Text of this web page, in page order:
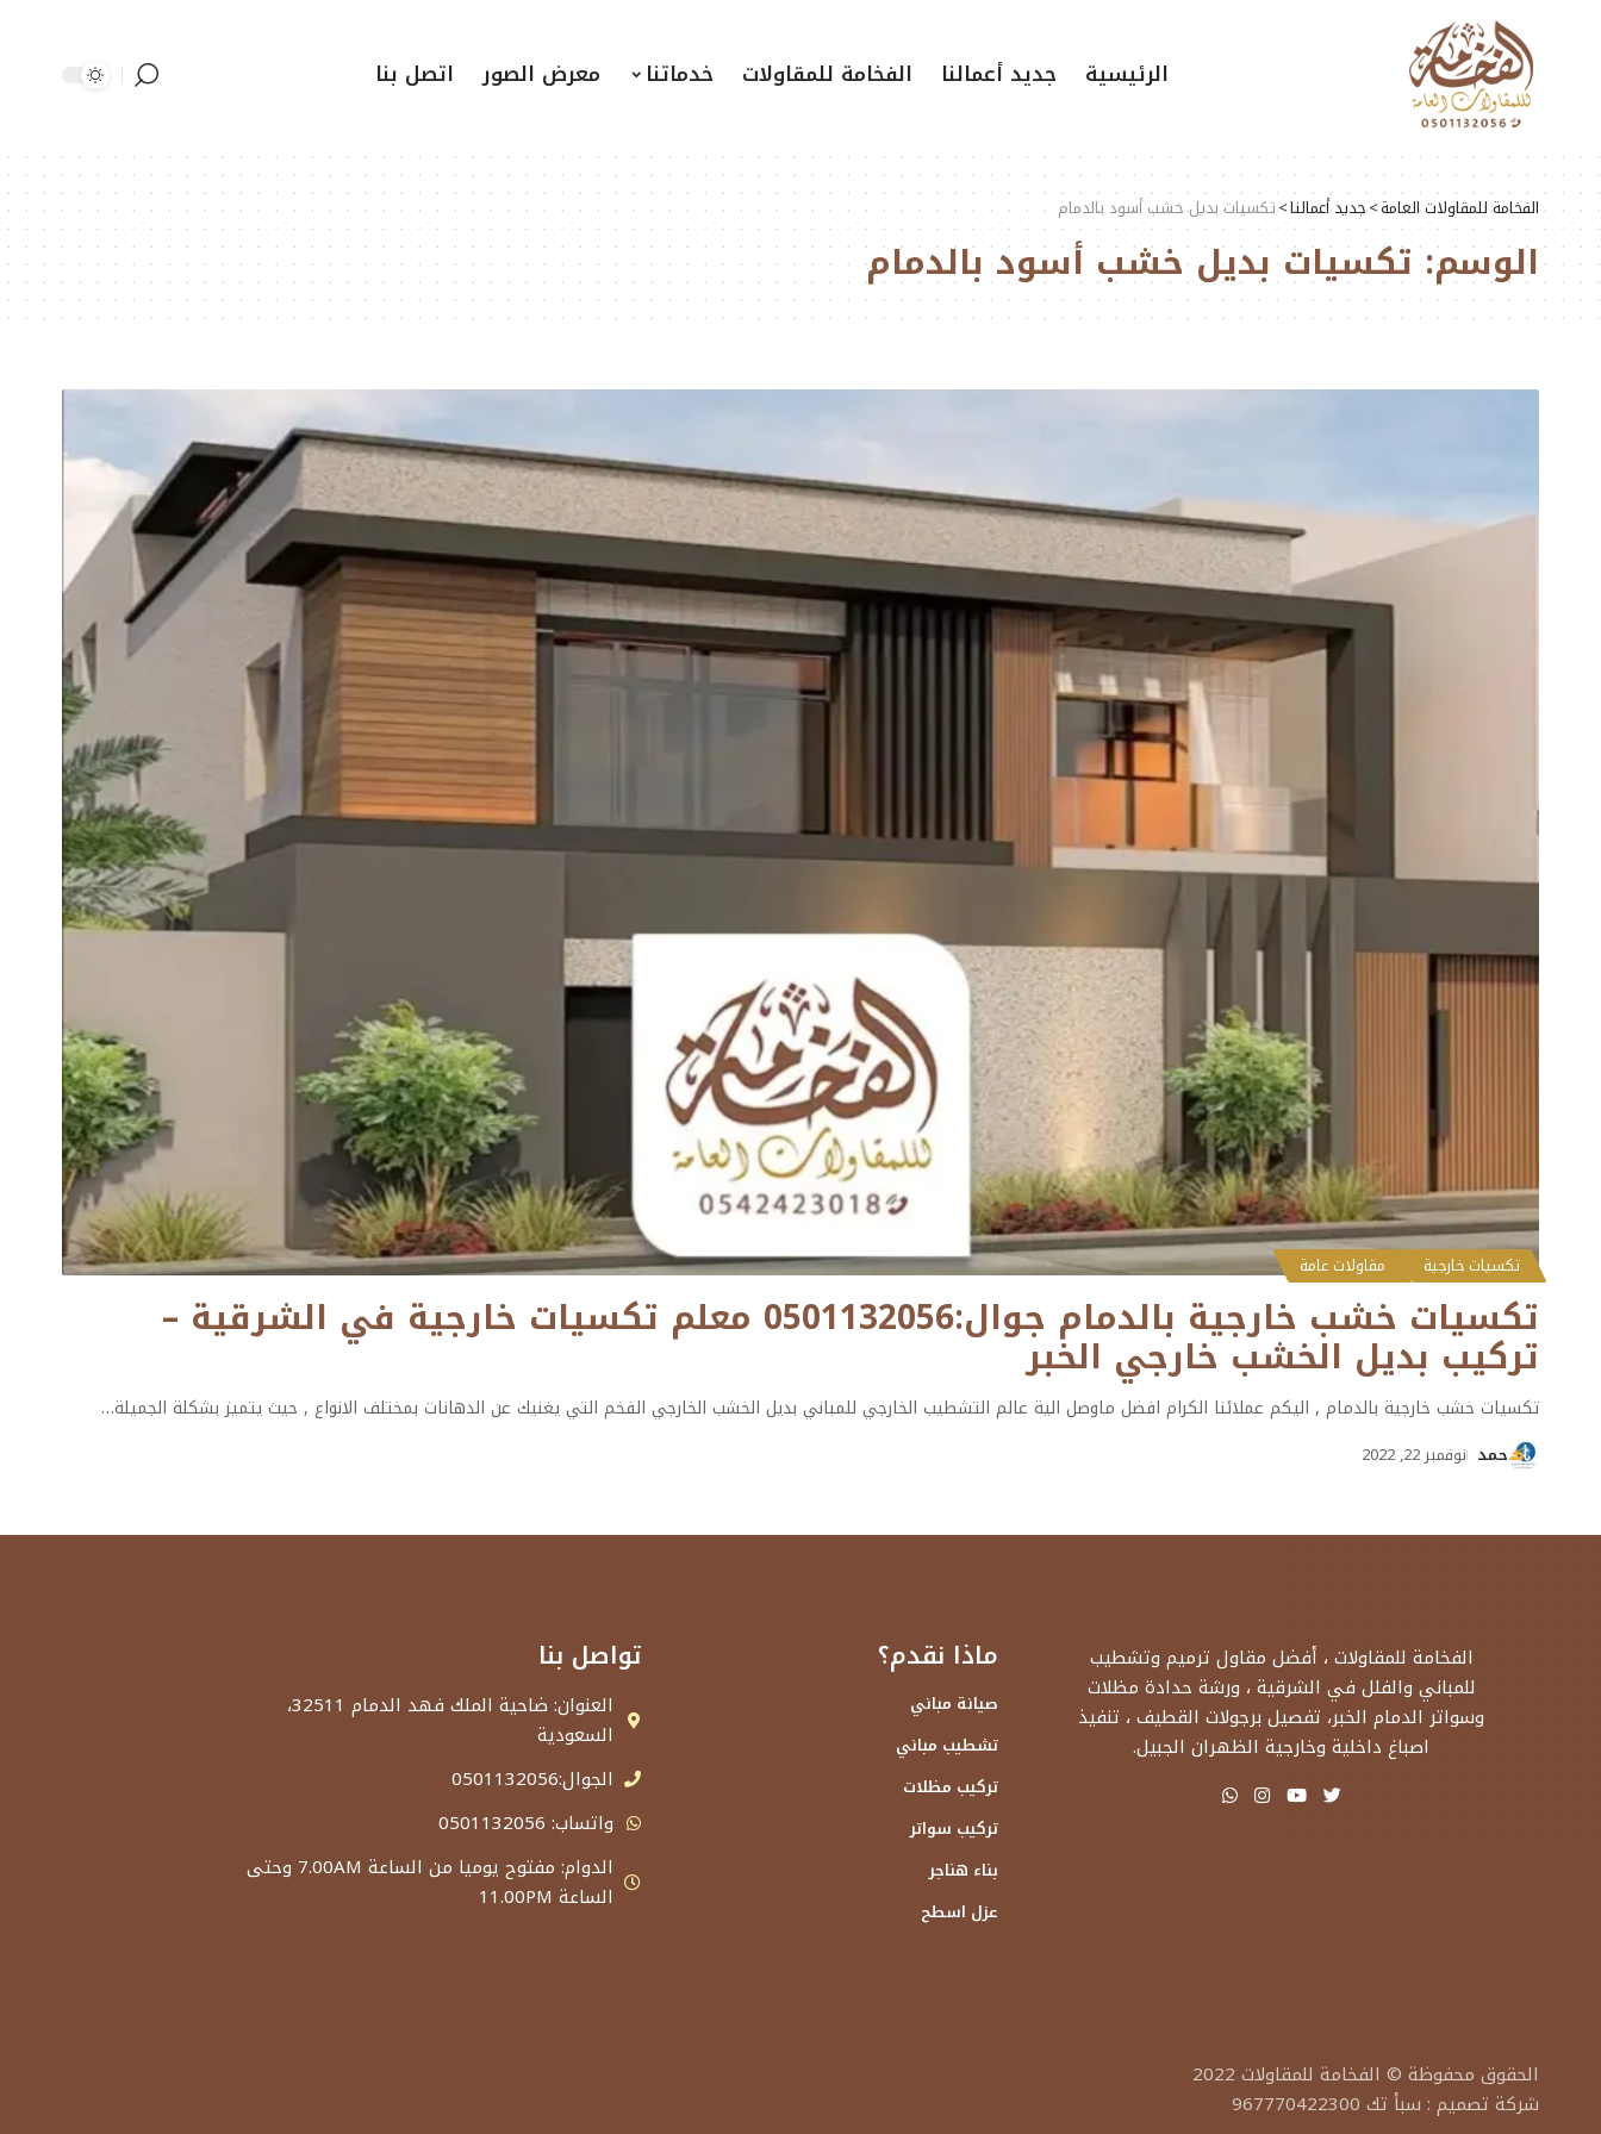
الرئيسية جديد أعمالنا الفخامة للمقاولات خدماتنا معرض الصور اتصل بنا
الفخامة للمقاولات العامة>جديد أعمالنا>تكسيات بديل خشب أسود بالدمام
الوسم:تكسيات بديل خشب أسود بالدمام
تكسيات خارجية مقاولات عامة
تكسيات خشب خارجية بالدمام جوال:0501132056 معلم تكسيات خارجية في الشرقية –
تركيب بديل الخشب خارجي الخبر
تكسيات خشب خارجية بالدمام , اليكم عملائنا الكرام افضل ماوصل الية عالم التشطيب الخارجي للمباني بديل الخشب الخارجي الفخم التي يغنيك عن الدهانات بمختلف الانواع , حيث يتميز بشكلة الجميلة…
حمد نوفمبر 22, 2022
الفخامة للمقاولات ، أفضل مقاول ترميم وتشطيب
للمباني والفلل في الشرقية ، ورشة حدادة مظلات
وسواتر الدمام الخبر، تفصيل برجولات القطيف ، تنفيذ
اصباغ داخلية وخارجية الظهران الجبيل.
ماذا نقدم؟
صيانة مباني
تشطيب مباني
تركيب مظلات
تركيب سواتر
بناء هناجر
عزل اسطح
تواصل بنا
العنوان: ضاحية الملك فهد الدمام 32511،
السعودية
الجوال:0501132056
واتساب: 0501132056
الدوام: مفتوح يوميا من الساعة 7.00AM وحتى
الساعة 11.00PM
الحقوق محفوظة © الفخامة للمقاولات
شركة تصميم : سبأ تك 967770422300